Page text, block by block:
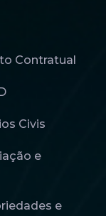
Contratual
Civis
e
e